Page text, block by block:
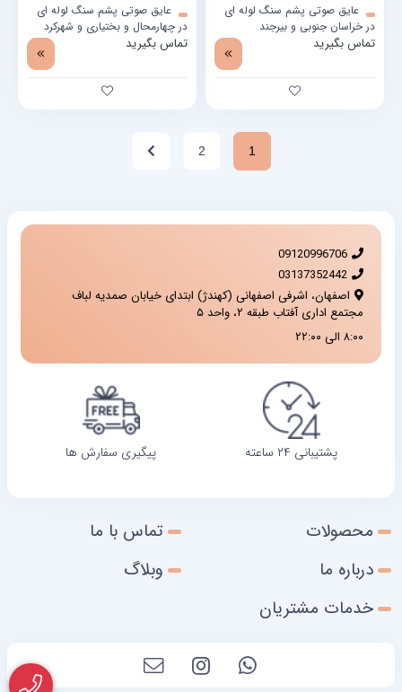
عایق صوتی پشم سنگ لوله ای
در خراسان جنوبی و بیرجند
تماس بگیرید
عایق صوتی پشم سنگ لوله ای
در چهارمحال و بختیاری و شهرکرد
تماس بگیرید
1
2
09120996706
03137352442
اصفهان، اشرفی اصفهانی (کهندژ) ابتدای خیابان صمدیه لباف
مجتمع اداری آفتاب طبقه ۲، واحد ۵
۸:۰۰ الی ۲۲:۰۰
پشتیبانی ۲۴ ساعته پیگیری سفارش ها
محصولات
تماس با ما
درباره ما
وبلاگ
خدمات مشتریان